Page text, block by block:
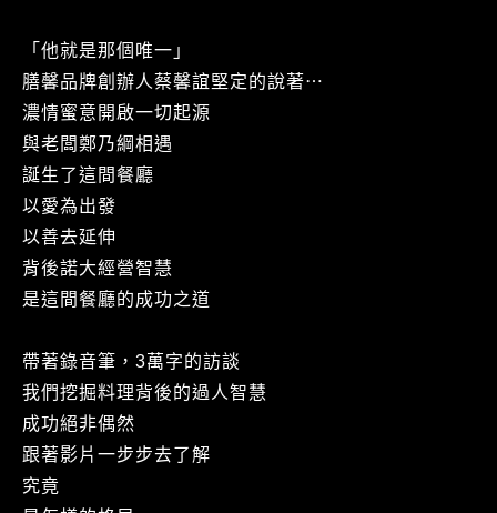
「他就是那個唯一」
膳馨品牌創辦人蔡馨誼堅定的說著⋯
濃情蜜意開啟一切起源
與老闆鄭乃綱相遇
誕生了這間餐廳
以愛為出發
以善去延伸
背後諾大經營智慧
是這間餐廳的成功之道
帶著錄音筆，3萬字的訪談
我們挖掘料理背後的過人智慧
成功絕非偶然
跟著影片一步步去了解
究竟